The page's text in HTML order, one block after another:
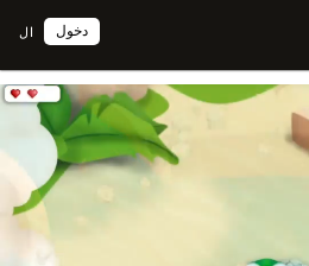
ال دخول